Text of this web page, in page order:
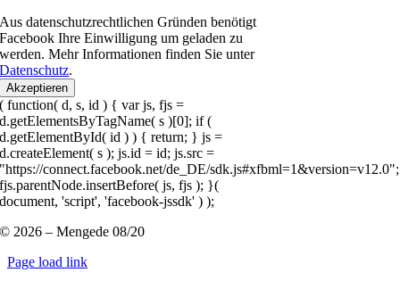
Aus datenschutzrechtlichen Gründen benötigt
Facebook Ihre Einwilligung um geladen zu
werden. Mehr Informationen finden Sie unter
Datenschutz.
Akzeptieren
( function( d, s, id ) { var js, fjs =
d.getElementsByTagName( s )[0]; if (
d.getElementById( id ) ) { return; } js =
d.createElement( s ); js.id = id; js.src =
"https://connect.facebook.net/de_DE/sdk.js#xfbml=1&version=v12.0";
fjs.parentNode.insertBefore( js, fjs ); }(
document, 'script', 'facebook-jssdk' ) );
© 2026 – Mengede 08/20
Page load link